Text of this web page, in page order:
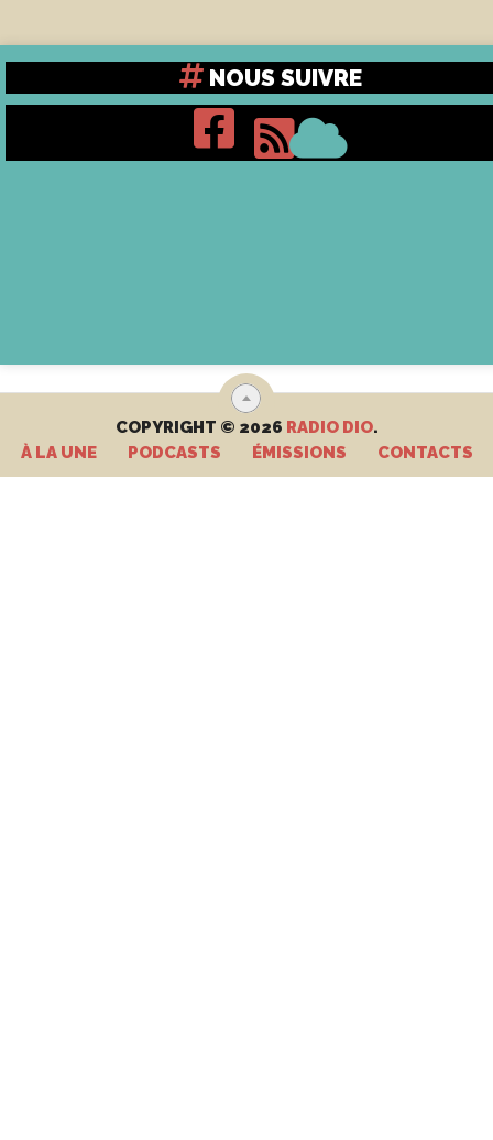
NOUS SUIVRE
COPYRIGHT © 2026 RADIO DIO.
À LA UNE
PODCASTS ÉMISSIONS CONTACTS